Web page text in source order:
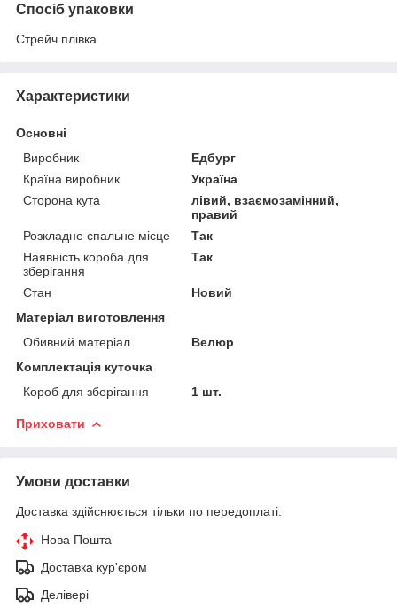
Спосіб упаковки
Стрейч плівка
Характеристики
Основні
Виробник
Едбург
Країна виробник
Україна
Сторона кута
лівий, взаємозамінний,
правий
Розкладне спальне місце
Так
Наявність короба для
зберігання
Так
Стан
Новий
Матеріал виготовлення
Обивний матеріал
Велюр
Комплектація куточка
Короб для зберігання
1 шт.
Приховати
Умови доставки
Доставка здійснюється тільки по передоплаті.
Нова Пошта
Доставка кур'єром
Делівері